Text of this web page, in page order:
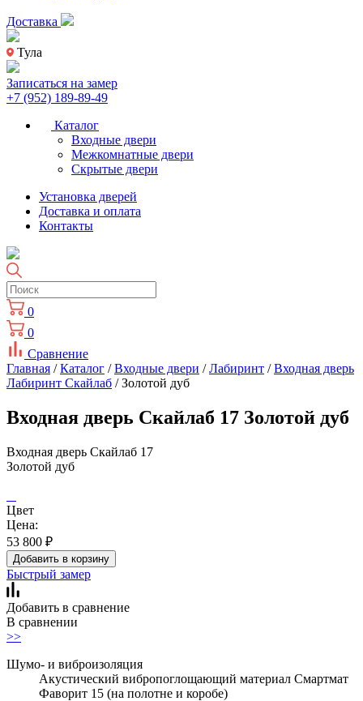
Доставка
Тула
Записаться на замер
+7 (952) 189-89-49
Каталог
Входные двери
Межкомнатные двери
Скрытые двери
Установка дверей
Доставка и оплата
Контакты
0
0
Сравнение
Главная /Каталог /Входные двери /Лабиринт /Входная дверь
Лабиринт Скайлаб / Золотой дуб
Входная дверь Скайлаб 17 Золотой дуб
Входная дверь Скайлаб 17
Золотой дуб
Цвет
Цена:
53 800 ₽
Добавить в корзину
Быстрый замер
Добавить в сравнение
В сравнении
>>
Шумо- и виброизоляция
Акустический вибропоглощающий материал Смартмат
Фаворит 15 (на полотне и коробе)